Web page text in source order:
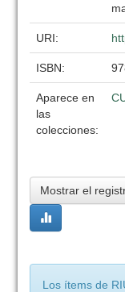
URI:
ISBN:
Aparece en
las
colecciones:
Mostrar el
Los ítems de